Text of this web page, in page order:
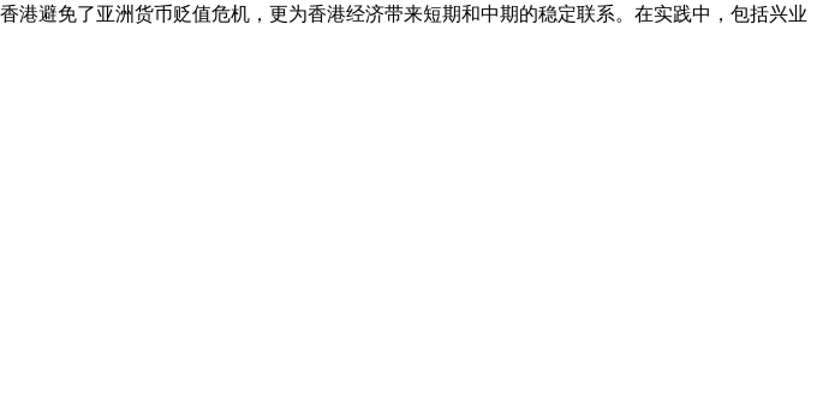
避免了亚洲货币贬值危机，更为香港经济带来短期和中期的稳定联系。在实践中，包括兴业